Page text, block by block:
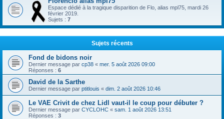
Espace dédié à la tragique disparition de Flo, alias mpl75, mardi 26
février 2019.
Sujets : 7
Sujets récents
Fond de bidons noir
Dernier message par cp38 « mer. 5 août 2026 09:00
Réponses : 6
David de la Sarthe
Dernier message par ptitlouis « dim. 2 août 2026 10:46
Le VAE Crivit de chez Lidl vaut-il le coup pour débuter ?
Dernier message par CYCLOHC « sam. 1 août 2026 13:51
Réponses : 3